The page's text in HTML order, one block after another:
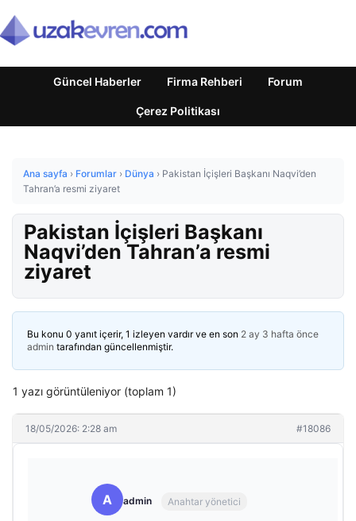
Güncel Haberler Firma Rehberi Forum
Çerez Politikası
Ana sayfa › Forumlar › Dünya › Pakistan İçişleri Başkanı Naqvi’den
Tahran’a resmi ziyaret
Pakistan İçişleri Başkanı
Naqvi’den Tahran’a resmi
ziyaret
Bu konu 0 yanıt içerir, 1 izleyen vardır ve en son 2 ay 3 hafta önce
admin tarafından güncellenmiştir.
1 yazı görüntüleniyor (toplam 1)
18/05/2026: 2:28 am #18086
A admin Anahtar yönetici